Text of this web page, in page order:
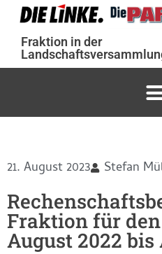
Fraktion in der
21. August 2023 Stefan
Fraktion für
August 2022 bis